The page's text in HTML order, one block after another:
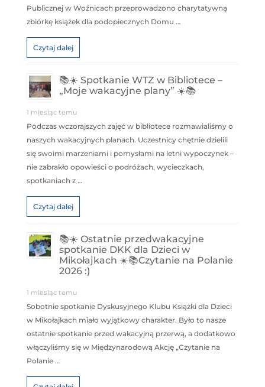
Publicznej w Woźnicach przeprowadzono charytatywną
zbiórkę książek dla podopiecznych Domu …
Czytaj dalej
📚☀️ Spotkanie WTZ w Bibliotece –
„Moje wakacyjne plany” ☀️📚
1 miesiąc temu
Podczas wczorajszych zajęć w bibliotece rozmawialiśmy o
naszych wakacyjnych planach. Uczestnicy chętnie dzielili
się swoimi marzeniami i pomysłami na letni wypoczynek –
nie zabrakło opowieści o podróżach, wycieczkach,
spotkaniach z …
Czytaj dalej
📚☀️ Ostatnie przedwakacyjne
spotkanie DKK dla Dzieci w
Mikołajkach ☀️📚Czytanie na Polanie
2026 :)
1 miesiąc temu
Sobotnie spotkanie Dyskusyjnego Klubu Książki dla Dzieci
w Mikołajkach miało wyjątkowy charakter. Było to nasze
ostatnie spotkanie przed wakacyjną przerwą, a dodatkowo
włączyliśmy się w Międzynarodową Akcję „Czytanie na
Polanie …